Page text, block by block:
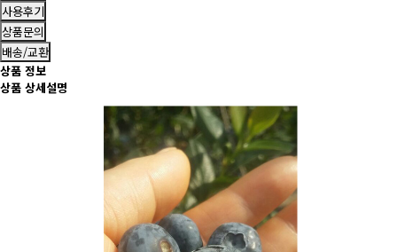
사용후기
상품문의
배송/교환
상품 정보
상품 상세설명